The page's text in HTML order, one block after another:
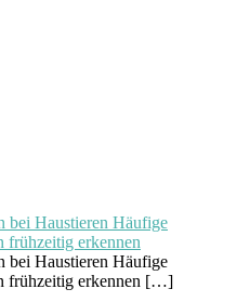
bei Haustieren Häufige
frühzeitig erkennen
bei Haustieren Häufige
frühzeitig erkennen […]